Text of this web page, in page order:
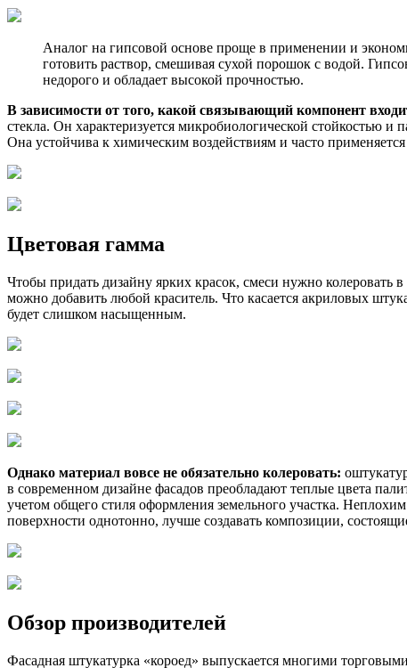
Аналог на гипсовой основе проще в применении и
готовить раствор, смешивая сухой порошок с водой.
недорого и обладает высокой прочностью.
В зависимости от того, какой связывающий компонент
стекла. Он характеризуется микробиологической
Она устойчива к химическим воздействиям и часто
Цветовая гамма
Чтобы придать дизайну ярких красок, смеси нужно
можно добавить любой краситель. Что касается акриловых
будет слишком насыщенным.
Однако материал вовсе не обязательно колеровать:
в современном дизайне фасадов преобладают теплые цвета
учетом общего стиля оформления земельного участка.
поверхности однотонно, лучше создавать композиции,
Обзор производителей
Фасадная штукатурка «короед» выпускается многими